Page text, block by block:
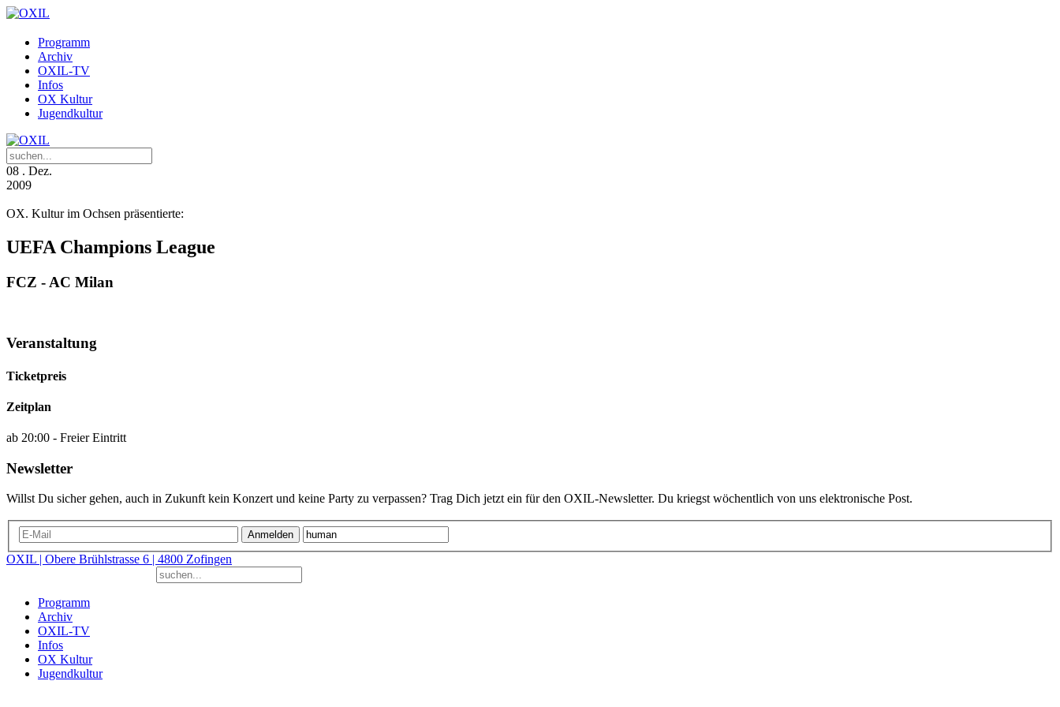
Programm
Archiv
OXIL-TV
Infos
OX Kultur
Jugendkultur
08 . Dez.
2009
OX. Kultur im Ochsen präsentierte:
UEFA Champions League
FCZ - AC Milan
Veranstaltung
Ticketpreis
Zeitplan
ab 20:00 - Freier Eintritt
Newsletter
Willst Du sicher gehen, auch in Zukunft kein Konzert und keine Party zu verpassen? Trag Dich jetzt ein für den OXIL-Newsletter. Du kriegst wöchentlich von uns elektronische Post.
Anmelden
OXIL | Obere Brühlstrasse 6 | 4800 Zofingen
Programm
Archiv
OXIL-TV
Infos
OX Kultur
Jugendkultur